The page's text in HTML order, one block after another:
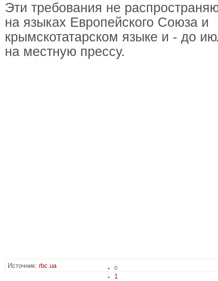
Эти требования не
на языках Европейского Союза и
крымскотатарском языке и - до
на местную прессу.
Источник: rbc.ua 0
1